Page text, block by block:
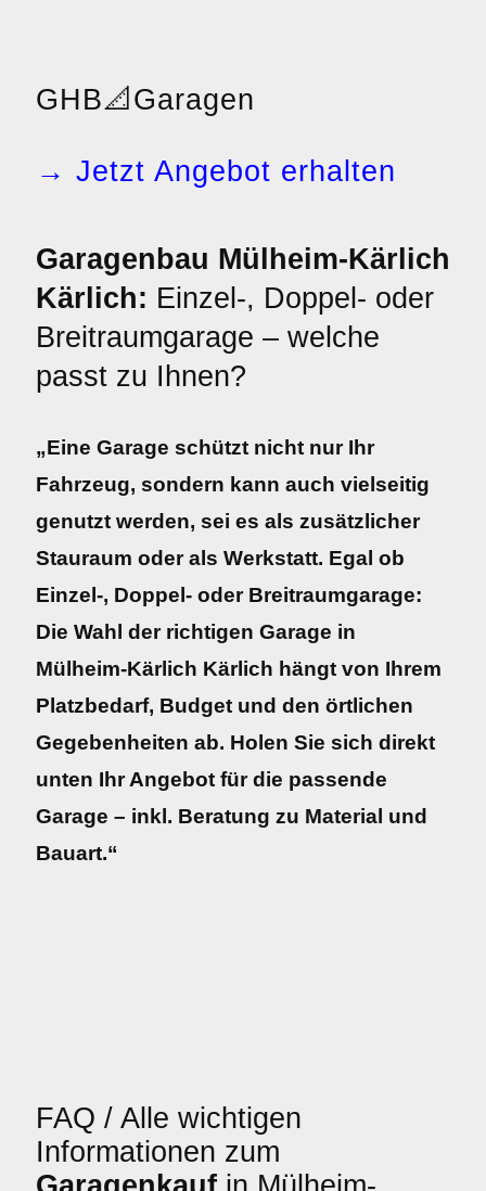
GHB📐 Garagen
→ Jetzt Angebot erhalten
Garagenbau Mülheim-Kärlich
Kärlich: Einzel-, Doppel- oder
Breitraumgarage – welche
passt zu Ihnen?
„Eine Garage schützt nicht nur Ihr
Fahrzeug, sondern kann auch vielseitig
genutzt werden, sei es als zusätzlicher
Stauraum oder als Werkstatt. Egal ob
Einzel-, Doppel- oder Breitraumgarage:
Die Wahl der richtigen Garage in
Mülheim-Kärlich Kärlich hängt von Ihrem
Platzbedarf, Budget und den örtlichen
Gegebenheiten ab. Holen Sie sich direkt
unten Ihr Angebot für die passende
Garage – inkl. Beratung zu Material und
Bauart.“
FAQ / Alle wichtigen
Informationen zum